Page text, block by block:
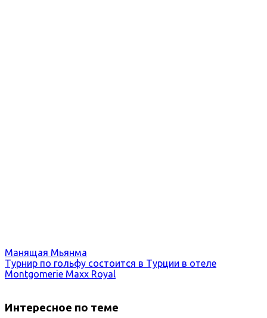
Манящая Мьянма
Турнир по гольфу состоится в Турции в отеле
Montgomerie Maxx Royal
Интересное по теме